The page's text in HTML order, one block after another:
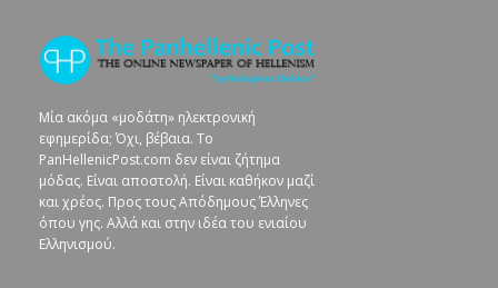
Μία ακόμα «μοδάτη» ηλεκτρονική
εφημερίδα; Όχι, βέβαια. To
PanHellenicPost.com δεν είναι ζήτημα
μόδας. Είναι αποστολή. Είναι καθήκον μαζί
και χρέος. Προς τους Απόδημους Έλληνες
όπου γης. Αλλά και στην ιδέα του ενιαίου
Ελληνισμού.